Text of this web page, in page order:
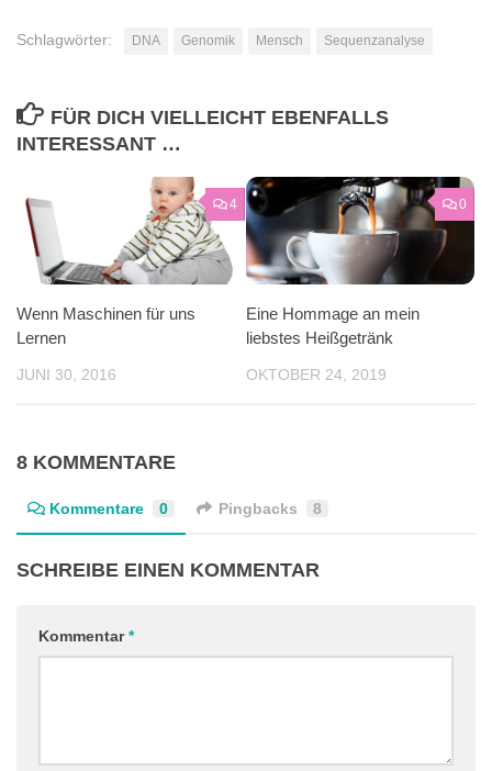
Schlagwörter: DNA Genomik Mensch Sequenzanalyse
FÜR DICH VIELLEICHT EBENFALLS
INTERESSANT …
4
Wenn Maschinen für uns
Lernen
JUNI 30, 2016
0
Eine Hommage an mein
liebstes Heißgetränk
OKTOBER 24, 2019
8 KOMMENTARE
Kommentare 0 Pingbacks 8
SCHREIBE EINEN KOMMENTAR
Kommentar*